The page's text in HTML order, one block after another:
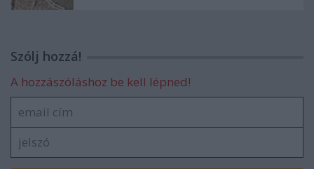
Szólj hozzá!
A hozzászóláshoz be kell lépned!